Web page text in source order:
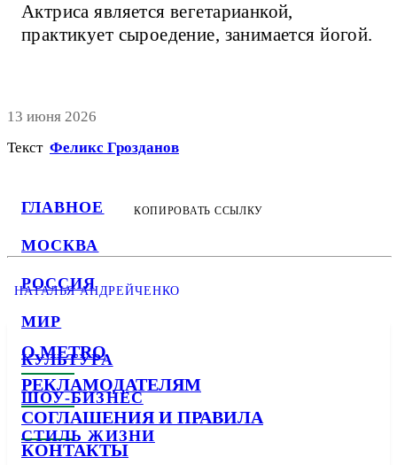
ГЛАВНОЕ
МОСКВА
РОССИЯ
МИР
КУЛЬТУРА
ШОУ-БИЗНЕС
СТИЛЬ ЖИЗНИ
Актриса является вегетарианкой,
практикует сыроедение, занимается йогой.
13 июня 2026
Текст Феликс Грозданов
КОПИРОВАТЬ ССЫЛКУ
НАТАЛЬЯ АНДРЕЙЧЕНКО
О METRO
РЕКЛАМОДАТЕЛЯМ
СОГЛАШЕНИЯ И ПРАВИЛА
КОНТАКТЫ